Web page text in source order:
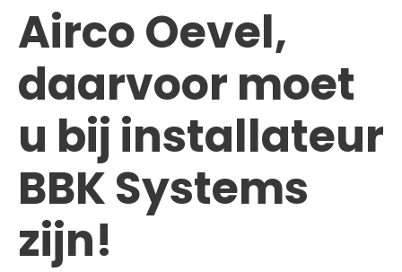
Airco Oevel,
daarvoor moet
u bij installateur
BBK Systems
zijn!